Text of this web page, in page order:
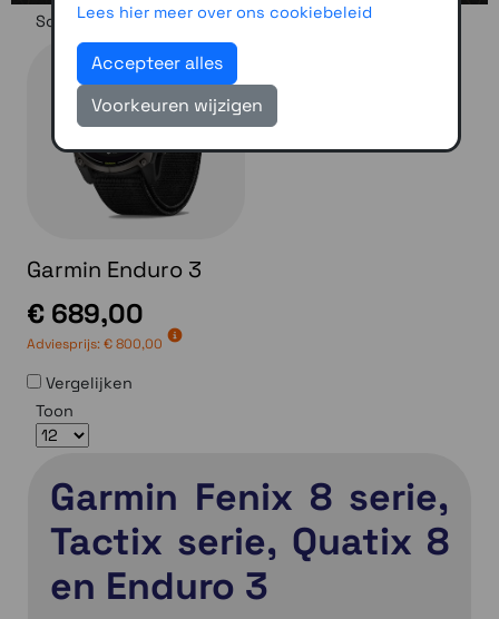
Sorteer op
Garmin Enduro 3
€ 689,00
Adviesprijs:€ 800,00
Vergelijken
Toon
Garmin Fenix 8 serie,
Tactix serie, Quatix 8
en Enduro 3
Lees hier meer over ons cookiebeleid
Accepteer alles
Voorkeuren wijzigen